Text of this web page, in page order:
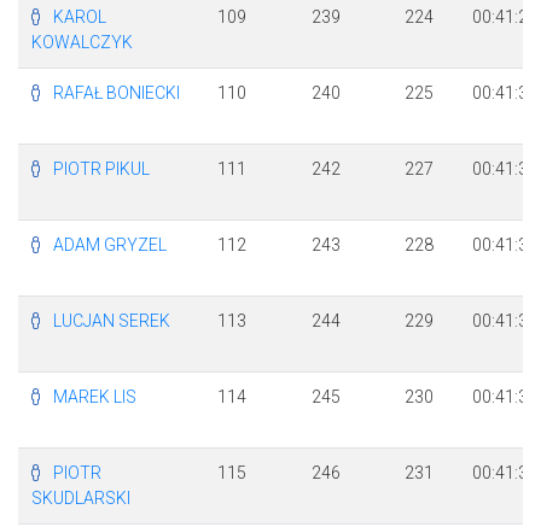
KAROL
KOWALCZYK
109 239 224 00:41:28
RAFAŁ BONIECKI 110 240 225 00:41:31
PIOTR PIKUL 111 242 227 00:41:33
ADAM GRYZEL 112 243 228 00:41:34
LUCJAN SEREK 113 244 229 00:41:34
MAREK LIS 114 245 230 00:41:35
PIOTR
SKUDLARSKI
115 246 231 00:41:36